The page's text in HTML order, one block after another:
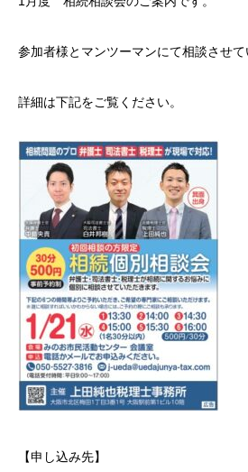
参加者様とマンツーマンにて相談させて
詳細は下記をご覧ください。
【申し込み先】